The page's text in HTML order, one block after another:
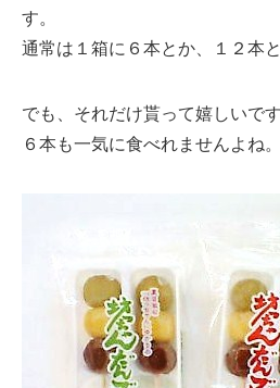
す。
通常は１箱に６本とか、１２本
でも、それだけ貰って嬉しいで
６本も一気に食べれませんよね。